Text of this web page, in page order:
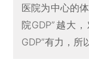
医院为中心的
院GDP”越大
GDP”有力，所